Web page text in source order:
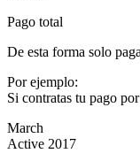
Pago total
De esta forma solo
Por ejemplo:
Si contratas tu pago
March
Active 2017